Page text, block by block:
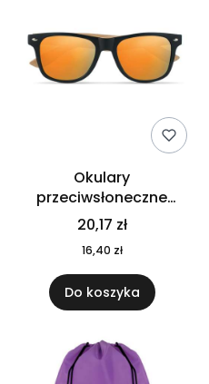
Okulary
przeciwsłoneczne
CALIFORNIA TOUCH
MO9617-10
20,17 zł
16,40 zł
Do koszyka